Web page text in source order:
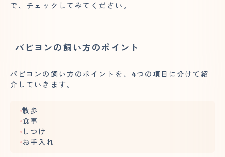
で、チェックしてみてください。
パピヨンの飼い方のポイント
パピヨンの飼い方のポイントを、4つの項目に分けて紹
介していきます。
散歩
食事
しつけ
お手入れ